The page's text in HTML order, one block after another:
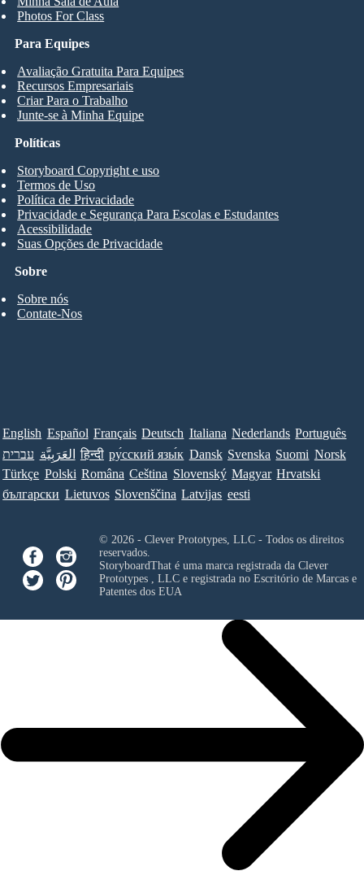
Photos For Class
Para Equipes
Avaliação Gratuita Para Equipes
Recursos Empresariais
Criar Para o Trabalho
Junte-se à Minha Equipe
Sobre
Sobre nós
Contate-Nos
Políticas
Storyboard Copyright e uso
Termos de Uso
Política de Privacidade
Privacidade e Segurança Para Escolas e Estudantes
Acessibilidade
Suas Opções de Privacidade
English Español Français Deutsch Italiana Nederlands Português
עברית العَرَبِيَّة हिन्दी ру́сский язы́к Dansk Svenska Suomi Norsk
Türkçe Polski Româna Ceština Slovenský Magyar Hrvatski
български Lietuvos Slovenščina Latvijas eesti
© 2026 - Clever Prototypes, LLC - Todos os direitos
reservados.
StoryboardThat é uma marca registrada da Clever
Prototypes , LLCe registrada no Escritório de Marcas e
Patentes dos EUA